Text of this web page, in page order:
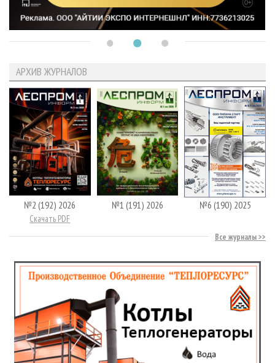
АРХИВ ЖУРНАЛОВ
№2 (192) 2026
Скачать PDF
№1 (191) 2026 №6 (190) 2025
Все журналы